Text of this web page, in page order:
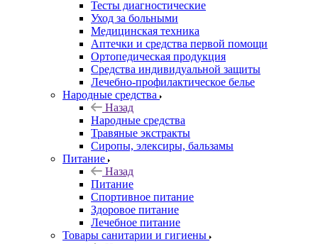
Тесты диагностические
Уход за больными
Медицинская техника
Аптечки и средства первой помощи
Ортопедическая продукция
Средства индивидуальной защиты
Лечебно-профилактическое белье
Народные средства
Назад
Народные средства
Травяные экстракты
Сиропы, элексиры, бальзамы
Питание
Назад
Питание
Спортивное питание
Здоровое питание
Лечебное питание
Товары санитарии и гигиены